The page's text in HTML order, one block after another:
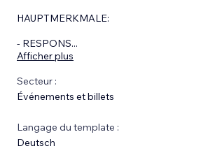
HAUPTMERKMALE:
- RESPONS...
Afficher plus
Secteur :
Événements et billets
Langage du template :
Deutsch